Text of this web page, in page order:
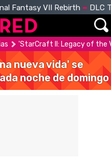
Fantasy VII Rebirth DLC
'StarCraft II: Legacy of the
nueva vida' se
noche de domingo